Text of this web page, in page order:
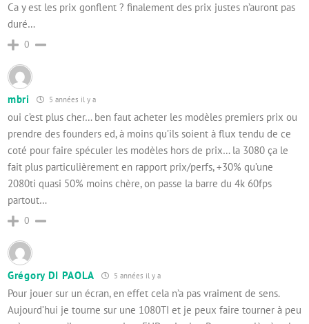
Ca y est les prix gonflent ? finalement des prix justes n’auront pas
duré…
0
mbri 5 années il y a
oui c’est plus cher… ben faut acheter les modèles premiers prix ou
prendre des founders ed, à moins qu’ils soient à flux tendu de ce
coté pour faire spéculer les modèles hors de prix… la 3080 ça le
fait plus particulièrement en rapport prix/perfs, +30% qu’une
2080ti quasi 50% moins chère, on passe la barre du 4k 60fps
partout…
0
Grégory DI PAOLA 5 années il y a
Pour jouer sur un écran, en effet cela n’a pas vraiment de sens.
Aujourd’hui je tourne sur une 1080TI et je peux faire tourner à peu